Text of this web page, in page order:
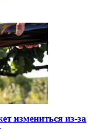
измениться из-за